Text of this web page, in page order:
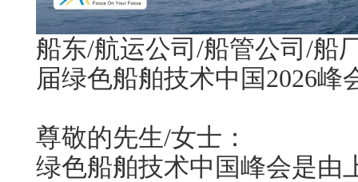
船东/航运公司/船管公司/船
届绿色船舶技术中国2026峰
尊敬的先生/女士：
绿色船舶技术中国峰会是由